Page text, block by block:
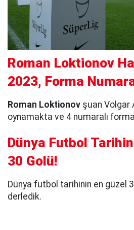
Roman Loktionov
2023, Forma
Roman Loktionov şuan Volgar
oynamakta ve 4 numaralı
Dünya Futbol
30 Golü!
Dünya futbol tarihinin en güzel
derledik.